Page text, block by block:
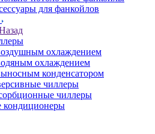
для фанкойлов
охлаждением
охлаждением
конденсатором
чиллеры
чиллеры
кондиционеры